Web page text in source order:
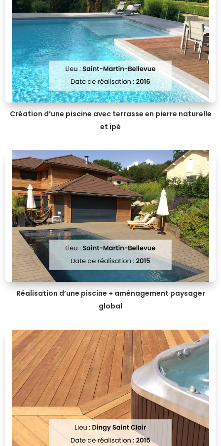
Création d’une piscine avec terrasse en pierre naturelle
et ipé
Réalisation d’une piscine + aménagement paysager
global